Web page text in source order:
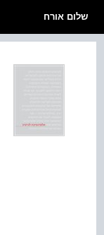
שלום אורח